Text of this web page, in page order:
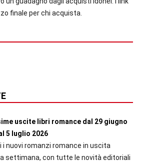
finale per chi acquista.
uscite libri romance dal 29 giugno
5 luglio 2026
i nuovi romanzi romance in uscita
settimana, con tutte le novità editoriali